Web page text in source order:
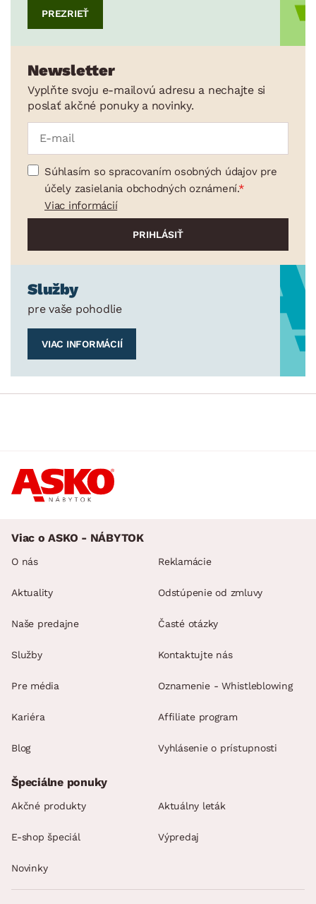
PREZRIEŤ
Newsletter
Vyplňte svoju e-mailovú adresu a nechajte si
poslať akčné ponuky a novinky.
Súhlasím so spracovaním osobných údajov pre
účely zasielania obchodných oznámení.
Viac informácií
Služby
pre vaše pohodlie
VIAC INFORMÁCIÍ
Viac o ASKO - NÁBYTOK
O nás
Aktuality
Naše predajne
Služby
Pre média
Kariéra
Blog
Reklamácie
Odstúpenie od zmluvy
Časté otázky
Kontaktujte nás
Oznamenie - Whistleblowing
Affiliate program
Vyhlásenie o prístupnosti
Špeciálne ponuky
Akčné produkty Aktuálny leták
E-shop špeciál Výpredaj
Novinky